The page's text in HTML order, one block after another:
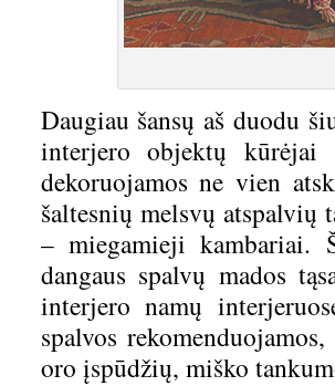
Daugiau šansų aš duodu
interjero objektų kūrėjai
dekoruojamos ne vien
šaltesnių melsvų atspalvių
– miegamieji kambariai.
dangaus spalvų mados
interjero namų
spalvos
oro įspūdžių, miško